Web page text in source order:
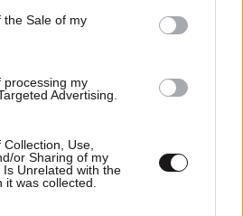
the Sale of my
processing my
Advertising.
Use,
or Sharing of my
Unrelated with the
was collected.